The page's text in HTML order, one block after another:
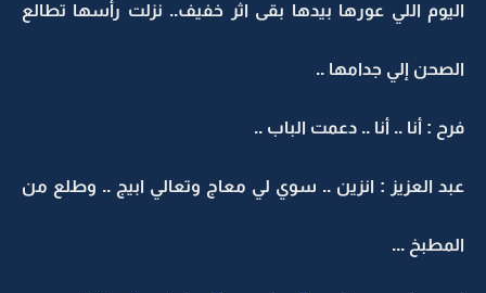
اليوم اللي عورها بيدها بقى اثر خفيف.. نزلت رأسها تطالع
الصحن إلي جدامها ..
فرح : أنا .. أنا .. دعمت الباب ..
عبد العزيز : انزين .. سوي لي معاج وتعالي ابيج .. وطلع من
المطبخ ...